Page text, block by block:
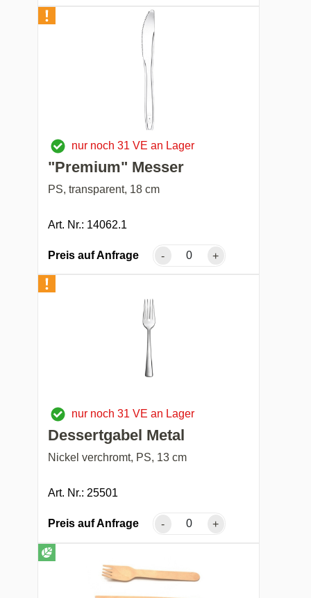
nur noch 31 VE an Lager
"Premium" Messer
PS, transparent, 18 cm
Art. Nr.: 14062.1
Preis auf Anfrage - +
nur noch 31 VE an Lager
Dessertgabel Metal
Nickel verchromt, PS, 13 cm
Art. Nr.: 25501
Preis auf Anfrage - +